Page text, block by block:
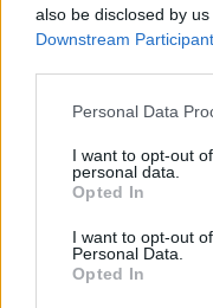
also be disclosed by
Downstream
Personal Data
I want to opt-out
personal data.
Opted In
I want to opt-out
Personal Data.
Opted In